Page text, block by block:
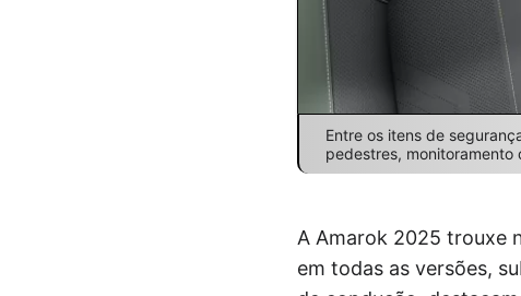
Entre os itens de
pedestres,
A Amarok 2025 trouxe
em todas as versões,